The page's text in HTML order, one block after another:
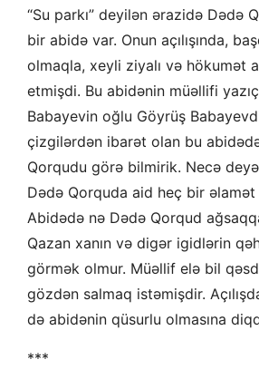
“Su parkı” deyilən ərazidə Dədə
bir abidə var. Onun açılışında,
olmaqla, xeyli ziyalı və hökumət
etmişdi. Bu abidənin müəllifi
Babayevin oğlu Göyrüş
çizgilərdən ibarət olan bu
Qorqudu görə bilmirik. Necə
Dədə Qorquda aid heç bir əlamət
Abidədə nə Dədə Qorqud
Qazan xanın və digər igidlərin
görmək olmur. Müəllif elə bil
gözdən salmaq istəmişdir.
də abidənin qüsurlu olmasına
***